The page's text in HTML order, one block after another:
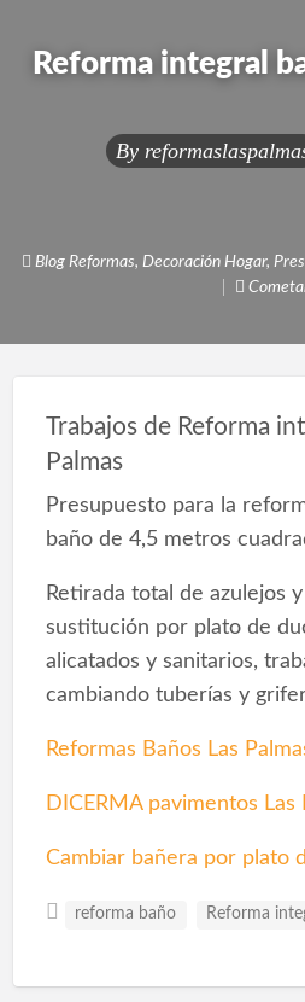
Reforma integral
By
Blog Reformas, Decoración Hogar,
Trabajos de Reforma
Palmas
Presupuesto para la
baño de 4,5 metros
Retirada total de azulejos
sustitución por plato de
alicatados y sanitarios,
cambiando tuberías y
Reformas Baños Las
DICERMA pavimentos Las
Cambiar bañera por plato
reforma baño Reforma